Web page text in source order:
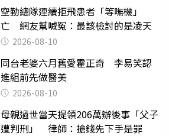
空勤總隊連續拒飛患者「等嘸機」
亡 網友幫喊冤：最該檢討的是凌天
2026-08-10
同台老婆六月舊愛霍正奇 李易笑認
進組前先做醫美
2026-08-10
母親過世當天提領206萬辦後事「父子
遭判刑」 律師：搶錢先下手是罪